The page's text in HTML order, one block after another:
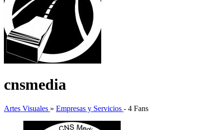
cnsmedia
Artes Visuales » Empresas y Servicios - 4 Fans